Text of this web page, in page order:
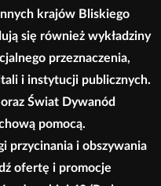
krajów Bliskiego
się również wykładziny
przeznaczenia,
i instytucji publicznych.
Świat Dywanód
pomocą.
przycinania i obszywania
ofertę i promocje